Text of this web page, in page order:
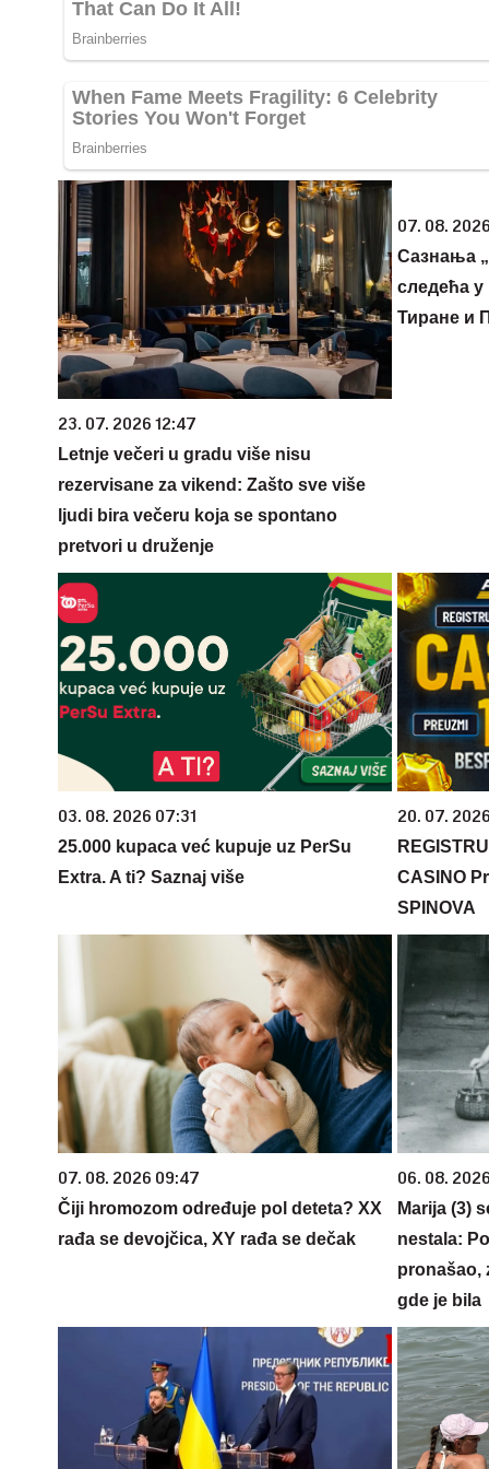
23. 07. 2026 12:47
Letnje večeri u gradu više nisu
rezervisane za vikend: Zašto sve više
ljudi bira večeru koja se spontano
pretvori u druženje
07. 08.
Сазнања
следећа у
Тиране и
03. 08. 2026 07:31
25.000 kupaca već kupuje uz PerSu
Extra. A ti? Saznaj više
20. 07.
CASINO
SPINOVA
07. 08. 2026 09:47
Čiji hromozom određuje pol deteta? XX
rađa se devojčica, XY rađa se dečak
06. 08.
Marija (3)
nestala:
pronašao,
gde je bila